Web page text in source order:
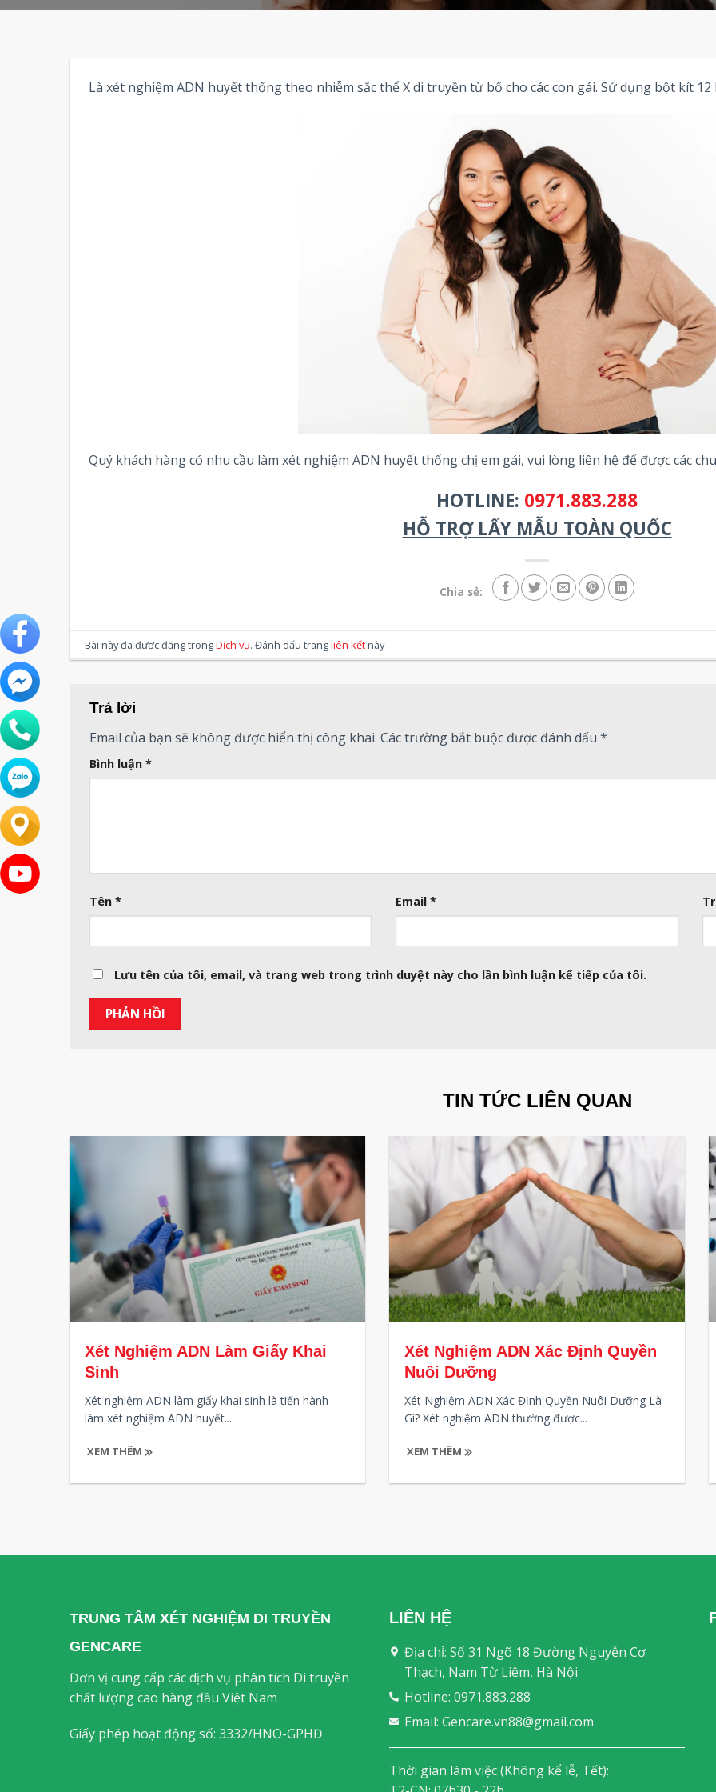
Là xét nghiệm ADN huyết thống theo nhiễm sắc thể X di truyền từ bố cho các con gái. Sử dụng bột kít 12
Quý khách hàng có nhu cầu làm xét nghiệm ADN huyết thốngchị em gái, vui lòng liên hệ để được các
HOTLINE: 0971.883.288
HỖ TRỢ LẤY MẪU TOÀN QUỐC
Chia sẻ:
Bài này đã được đăng trongDịch vụ. Đánh dấu trangliên kếtnày .
Trả lời
Email của bạn sẽ không được hiển thị công khai. Các trường bắt buộc được đánh dấu *
Bình luận *
Tên * Email*
Lưu tên của tôi, email, và trang web trong trình duyệt này cho lần bình luận kế tiếp của tôi.
TIN TỨC LIÊN QUAN
Xét Nghiệm ADN Làm Giấy Khai
Sinh
Xét nghiệm ADN làm giấy khai sinh là tiến hành
làm xét nghiệm ADN huyết...
XEM THÊM
Xét Nghiệm ADN Xác Định Quyền
Nuôi Dưỡng
Xét Nghiệm ADN Xác Định Quyền Nuôi Dưỡng Là
Gì? Xét nghiệm ADN thường được...
XEM THÊM
TRUNG TÂM XÉT NGHIỆM DI TRUYỀN
GENCARE
Đơn vị cung cấp các dịch vụ phân tích Di truyền
chất lượng cao hàng đầu Việt Nam
Giấy phép hoạt động số: 3332/HNO-GPHĐ
LIÊN HỆ
Địa chỉ: Số 31 Ngõ 18 Đường Nguyễn Cơ
Thạch, Nam Từ Liêm, Hà Nội
Hotline: 0971.883.288
Email: Gencare.vn88@gmail.com
Thời gian làm việc (Không kể lễ, Tết):